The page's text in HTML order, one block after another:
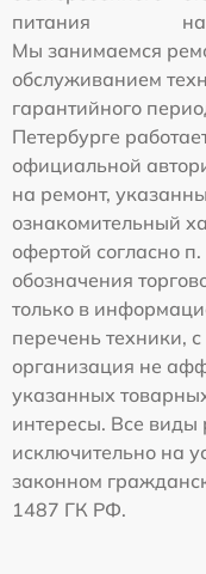
питания
Мы занимаемся
обслуживанием
гарантийного
Петербурге
официальной
на ремонт,
ознакомительный
офертой согласно
обозначения
только в
перечень техники,
организация не
указанных
интересы. Все виды
исключительно на
законном
1487 ГК РФ.